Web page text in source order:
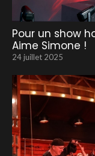
Pour un show
Aime Simone !
24 juillet 2025